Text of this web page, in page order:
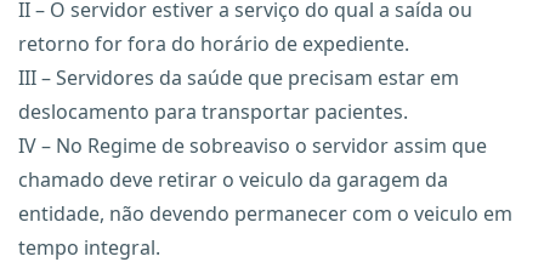
II – O servidor estiver a serviço do qual a saída ou
retorno for fora do horário de expediente.
III – Servidores da saúde que precisam estar em
deslocamento para transportar pacientes.
IV – No Regime de sobreaviso o servidor assim que
chamado deve retirar o veiculo da garagem da
entidade, não devendo permanecer com o veiculo em
tempo integral.